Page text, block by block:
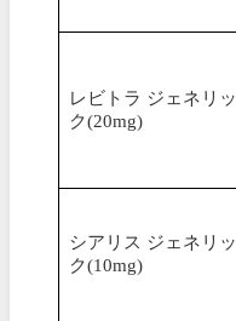
レビトラ ジェネリッ
ク(20mg)
シアリス ジェネリッ
ク(10mg)